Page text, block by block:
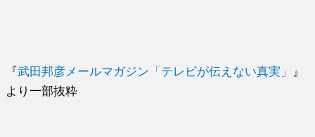
『武田邦彦メールマガジン「テレビが伝えない真実」
』
より一部抜粋